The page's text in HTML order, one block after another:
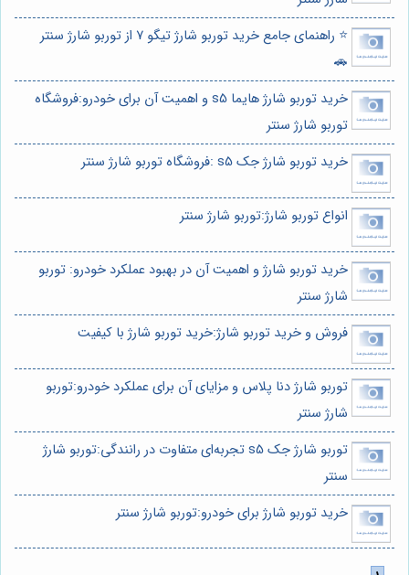
⭐️ راهنمای جامع خرید توربو شارژ تیگو 7 از توربو شارژ سنتر
🚗
خرید توربو شارژ هایما s5 و اهمیت آن برای خودرو:فروشگاه
توربو شارژ سنتر
خرید توربو شارژ جک s5 :فروشگاه توربو شارژ سنتر
انواع توربو شارژ:توربو شارژ سنتر
خرید توربو شارژ و اهمیت آن در بهبود عملکرد خودرو: توربو
شارژ سنتر
فروش و خرید توربو شارژ:خرید توربو شارژ با کیفیت
توربو شارژ دنا پلاس و مزایای آن برای عملکرد خودرو:توربو
شارژ سنتر
توربو شارژ جک s5 تجربه‌ای متفاوت در رانندگی:توربو شارژ
سنتر
خرید توربو شارژ برای خودرو:توربو شارژ سنتر